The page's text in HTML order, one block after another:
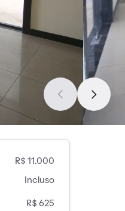
R$ 11.000
Incluso
R$ 625